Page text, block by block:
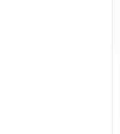
ドレス宛に自動で